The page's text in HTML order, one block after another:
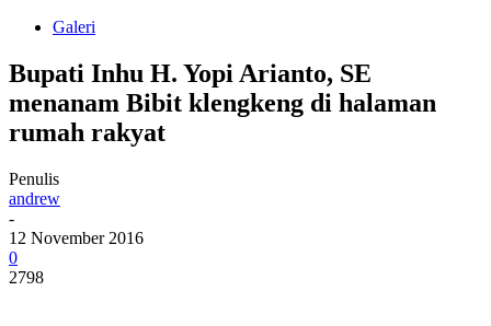
Galeri
Bupati Inhu H. Yopi Arianto, SE
menanam Bibit klengkeng di halaman
rumah rakyat
Penulis
andrew
-
12 November 2016
0
2798